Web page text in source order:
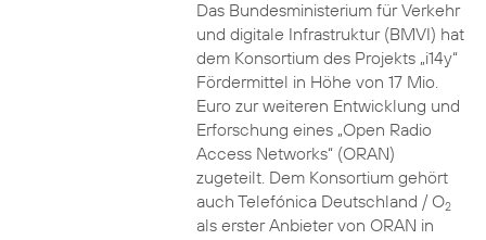
Das Bundesministerium für Verkehr
und digitale Infrastruktur (BMVI) hat
dem Konsortium des Projekts „i14y“
Fördermittel in Höhe von 17 Mio.
Euro zur weiteren Entwicklung und
Erforschung eines „Open Radio
Access Networks“ (ORAN)
zugeteilt. Dem Konsortium gehört
auch Telefónica Deutschland / O2
als erster Anbieter von ORAN in